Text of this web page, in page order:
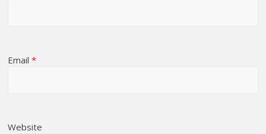
Email*
Website